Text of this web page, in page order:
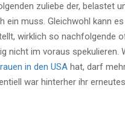
zuliebe der, belastet
muss. Gleichwohl kann
wirklich so nachfolgende
nicht im voraus spekulieren.
in den USA hat, darf
war hinterher ihr